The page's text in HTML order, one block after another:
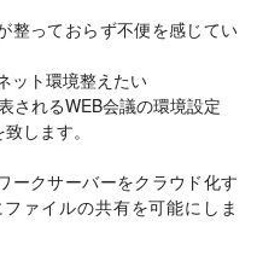
整っておらず不便を感じてい
ット環境整えたい
されるWEB会議の環境設定
します。
ークサーバーをクラウド化す
ァイルの共有を可能にしま